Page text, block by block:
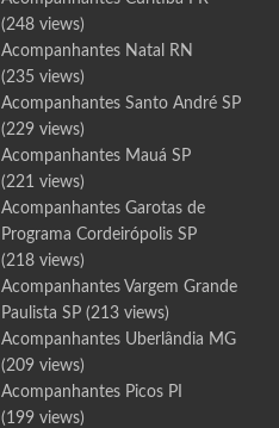
(248 views)
Acompanhantes Natal RN
(235 views)
Acompanhantes Santo André SP
(229 views)
Acompanhantes Mauá SP
(221 views)
Acompanhantes Garotas de
Programa Cordeirópolis SP
(218 views)
Acompanhantes Vargem Grande
Paulista SP (213 views)
Acompanhantes Uberlândia MG
(209 views)
Acompanhantes Picos PI
(199 views)